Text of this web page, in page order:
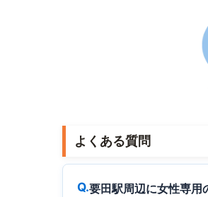
よくある質問
要田駅周辺に女性専用